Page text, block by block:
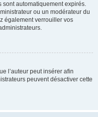
automatiquement expirés.
ou un modérateur du
également verrouiller vos
l’auteur peut insérer afin
peuvent désactiver cette